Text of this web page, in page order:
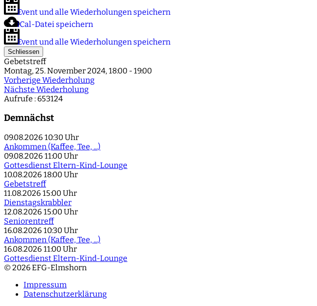
Event und alle Wiederholungen speichern
iCal-Datei speichern
Event und alle Wiederholungen speichern
Schliessen
Gebetstreff
Montag, 25. November 2024, 18:00 - 19:00
Vorherige Wiederholung
Nächste Wiederholung
Aufrufe : 653124
Demnächst
09.08.2026 10:30 Uhr
Ankommen (Kaffee, Tee, ...)
09.08.2026 11:00 Uhr
Gottesdienst Eltern-Kind-Lounge
10.08.2026 18:00 Uhr
Gebetstreff
11.08.2026 15:00 Uhr
Dienstagskrabbler
12.08.2026 15:00 Uhr
Seniorentreff
16.08.2026 10:30 Uhr
Ankommen (Kaffee, Tee, ...)
16.08.2026 11:00 Uhr
Gottesdienst Eltern-Kind-Lounge
© 2026 EFG-Elmshorn
Impressum
Datenschutzerklärung